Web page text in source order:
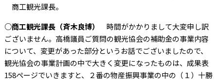
商工観光課長。
○商工観光課長（斉木良博）
時間がかかりまして大変申し訳
ございません。高橋議員ご質問の観光協会の補助金の事業内容
について、変更があった部分というお話でございましたので、
観光協会の事業計画の中で大きく変更になったものは、成果表
158ページでいきますと、２番の物産振興事業の中の（１）十勝